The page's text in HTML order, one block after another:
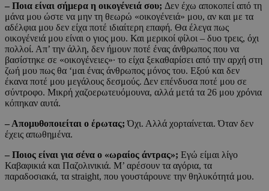
– Ποια είναι σήμερα η οικογένειά σου; Δεν έχω αποκοπεί από τη
μάνα μου ώστε να μην τη θεωρώ «οικογένειά» μου, αν και με τα
αδέλφια μου δεν είχα ποτέ ιδιαίτερη επαφή. Θα έλεγα πως
οικογένειά μου είναι ο γιος μου. Και μερικοί φίλοι – δυο τρεις, όχι
πολλοί. Απ’ την άλλη, δεν ήμουν ποτέ ένας άνθρωπος που να
βασίστηκε σε «οικογένειες»· το είχα ξεκαθαρίσει από την αρχή στη
ζωή μου πως θα ‘μαι ένας άνθρωπος μόνος του. Εξού και δεν
έκανα ποτέ μου μεγάλους δεσμούς. Δεν επένδυσα ποτέ μου σε
σύντροφο. Μικρή χαζοερωτευόμουνα, αλλά μετά τα 26 μου χρόνια
κόπηκαν αυτά.
– Απομυθοποιείται ο έρωτας;Όχι. Αλλά χορταίνεται. Όταν δεν
έχεις απωθημένα.
– Ποιος είναι για σένα ο «ωραίος άντρας»; Εγώ είμαι λίγο
Καβαφικιά και Παζολινικιά. Μ’ αρέσουν τα αγόρια, τα
παραδοσιακά, τα straight, που γουστάρουνε την θηλυκότητά μου.